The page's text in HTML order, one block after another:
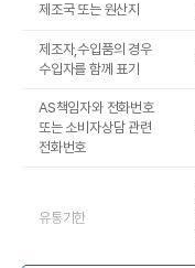
제조국 또는 원산지
제조자,수입품의 경우
수입자를 함께 표기
AS책임자와 전화번호
또는 소비자상담 관련
전화번호
유통기한